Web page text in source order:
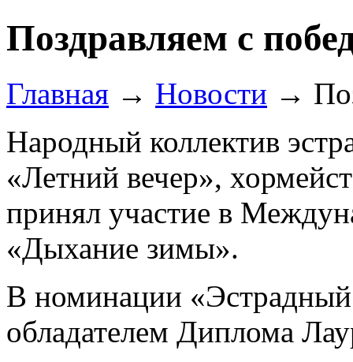
Поздравляем с
Главная → Новости →
Народный коллектив
«Летний вечер»,
принял участие в
«Дыхание зимы».
В номинации «Эстрадный
обладателем Диплома